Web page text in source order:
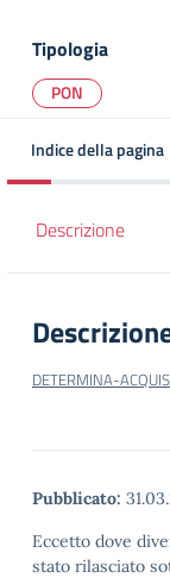
Tipologia
PON
Indice della pagina
Descrizione
DETERMINA-
Pubblicato:
Eccetto dove
stato rilasciato